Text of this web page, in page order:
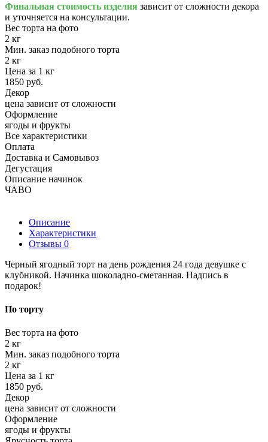
Финальная стоимость изделия зависит от сложности декора
и уточняется на консультации.
Вес торта на фото
2 кг
Мин. заказ подобного торта
2 кг
Цена за 1 кг
1850 руб.
Декор
цена зависит от сложности
Оформление
ягоды и фрукты
Все характеристики
Оплата
Доставка и Самовывоз
Дегустация
Описание начинок
ЧАВО
Описание
Характеристики
Отзывы 0
Черный ягодный торт на день рождения 24 года девушке с
клубникой. Начинка шоколадно-сметанная. Надпись в
подарок!
По торту
Вес торта на фото
2 кг
Мин. заказ подобного торта
2 кг
Цена за 1 кг
1850 руб.
Декор
цена зависит от сложности
Оформление
ягоды и фрукты